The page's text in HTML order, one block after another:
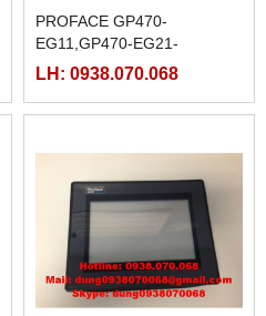
PROFACE GP470-
EG11,GP470-EG21-
24VP,GP470-EG31-24V,
LH: 0938.070.068